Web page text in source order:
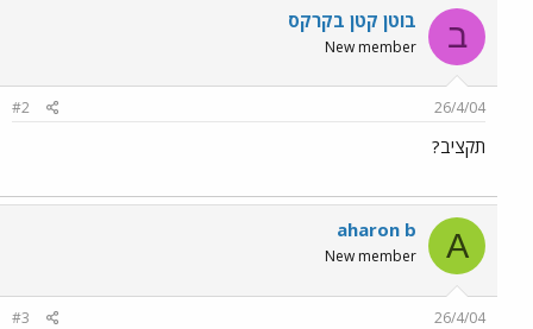
ב בוטן קטן בקרקס
New member
26/4/04
#2
תקציב?
A
aharon b
New member
26/4/04
#3